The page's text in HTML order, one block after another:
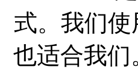
式。我们
也适合我